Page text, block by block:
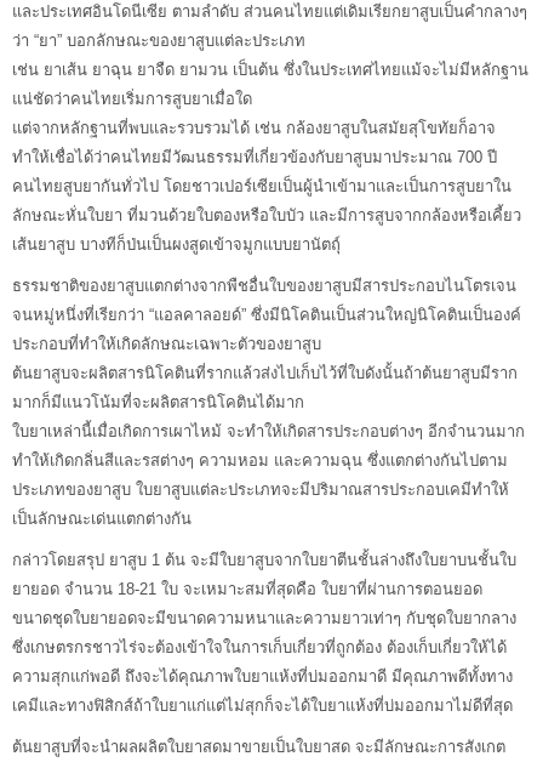
และประเทศอินโดนีเซีย ตามลำดับ ส่วนคนไทยแต่เดิมเรียกยาสูบเป็นคำกลางๆ
ว่า “ยา” บอกลักษณะของยาสูบแต่ละประเภท
เช่น ยาเส้น ยาฉุน ยาจืด ยามวน เป็นต้น ซึ่งในประเทศไทยแม้จะไม่มีหลักฐาน
แน่ชัดว่าคนไทยเริ่มการสูบยาเมื่อใด
แต่จากหลักฐานที่พบและรวบรวมได้ เช่น กล้องยาสูบในสมัยสุโขทัยก็อาจ
ทำให้เชื่อได้ว่าคนไทยมีวัฒนธรรมที่เกี่ยวข้องกับยาสูบมาประมาณ 700 ปี
คนไทยสูบยากันทั่วไป โดยชาวเปอร์เซียเป็นผู้นำเข้ามาและเป็นการสูบยาใน
ลักษณะหั่นใบยา ที่มวนด้วยใบตองหรือใบบัว และมีการสูบจากกล้องหรือเคี้ยว
เส้นยาสูบ บางทีก็ป่นเป็นผงสูดเข้าจมูกแบบยานัตถุ์
ธรรมชาติของยาสูบแตกต่างจากพืชอื่นใบของยาสูบมีสารประกอบไนโตรเจน
จนหมู่หนึ่งที่เรียกว่า “แอลคาลอยด์” ซึ่งมีนิโคตินเป็นส่วนใหญ่นิโคตินเป็นองค์
ประกอบที่ทำให้เกิดลักษณะเฉพาะตัวของยาสูบ
ต้นยาสูบจะผลิตสารนิโคตินที่รากแล้วส่งไปเก็บไว้ที่ใบดังนั้นถ้าต้นยาสูบมีราก
มากก็มีแนวโน้มที่จะผลิตสารนิโคตินได้มาก
ใบยาเหล่านี้เมื่อเกิดการเผาไหม้ จะทำให้เกิดสารประกอบต่างๆ อีกจำนวนมาก
ทำให้เกิดกลิ่นสีและรสต่างๆ ความหอม และความฉุน ซึ่งแตกต่างกันไปตาม
ประเภทของยาสูบ ใบยาสูบแต่ละประเภทจะมีปริมาณสารประกอบเคมีทำให้
เป็นลักษณะเด่นแตกต่างกัน
กล่าวโดยสรุป ยาสูบ 1 ต้น จะมีใบยาสูบจากใบยาตีนชั้นล่างถึงใบยาบนชั้นใบ
ยายอด จำนวน 18-21 ใบ จะเหมาะสมที่สุดคือ ใบยาที่ผ่านการตอนยอด
ขนาดชุดใบยายอดจะมีขนาดความหนาและความยาวเท่าๆ กับชุดใบยากลาง
ซึ่งเกษตรกรชาวไร่จะต้องเข้าใจในการเก็บเกี่ยวที่ถูกต้อง ต้องเก็บเกี่ยวให้ได้
ความสุกแก่พอดี ถึงจะได้คุณภาพใบยาแห้งที่บ่มออกมาดี มีคุณภาพดีทั้งทาง
เคมีและทางฟิสิกส์ถ้าใบยาแก่แต่ไม่สุกก็จะได้ใบยาแห้งที่บ่มออกมาไม่ดีที่สุด
ต้นยาสูบที่จะนำผลผลิตใบยาสดมาขายเป็นใบยาสด จะมีลักษณะการสังเกต